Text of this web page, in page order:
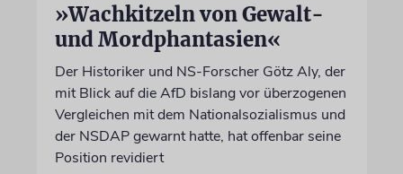
»Wachkitzeln von Gewalt-
und Mordphantasien«
Der Historiker und NS-Forscher Götz Aly, der
mit Blick auf die AfD bislang vor überzogenen
Vergleichen mit dem Nationalsozialismus und
der NSDAP gewarnt hatte, hat offenbar seine
Position revidiert